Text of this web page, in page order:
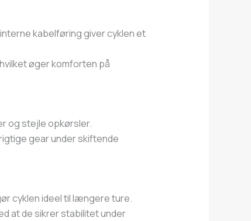
kabelføring giver cyklen et
øger komforten på
og stejle opkørsler.
gear under skiftende
cyklen ideel til længere ture.
at de sikrer stabilitet under